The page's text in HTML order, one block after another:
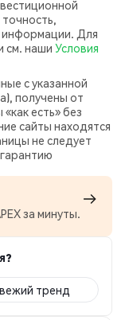
информации. Для
см. наши Условия
с указанной
получены от
есть» без
сайты находятся
не следует
за минуты.
тренд